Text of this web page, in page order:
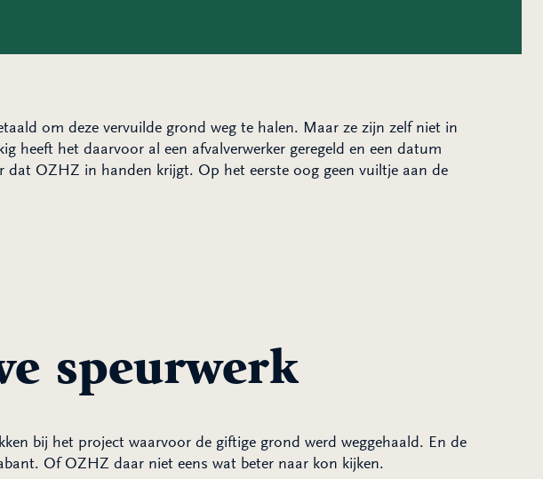
om deze vervuilde grond weg te halen. Maar ze zijn zelf niet in
heeft het daarvoor al een afvalverwerker geregeld en een datum
OZHZ in handen krijgt. Op het eerste oog geen vuiltje aan de
speurwerk
bij het project waarvoor de giftige grond werd weggehaald. En de
Of OZHZ daar niet eens wat beter naar kon kijken.